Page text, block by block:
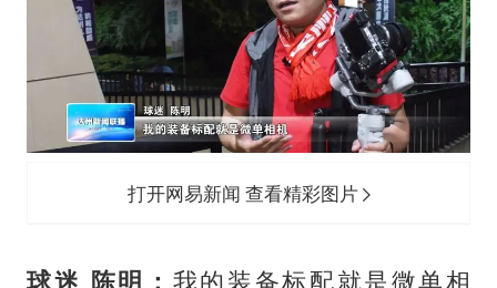
打开网易新闻 查看精彩图片
球迷 陈明： 我的装备标配就是微单相